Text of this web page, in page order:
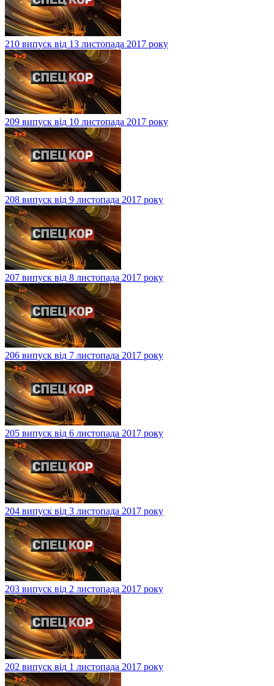
210 випуск від 13 листопада 2017 року
209 випуск від 10 листопада 2017 року
208 випуск від 9 листопада 2017 року
207 випуск від 8 листопада 2017 року
206 випуск від 7 листопада 2017 року
205 випуск від 6 листопада 2017 року
204 випуск від 3 листопада 2017 року
203 випуск від 2 листопада 2017 року
202 випуск від 1 листопада 2017 року